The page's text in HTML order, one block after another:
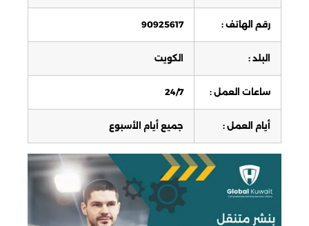
رقم الهاتف : 90925617
البلد : الكويت
ساعات العمل : 24/7
أيام العمل : جميع أيام الأسبوع